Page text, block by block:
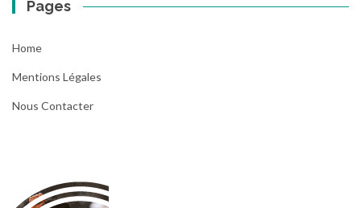
Pages
Home
Mentions Légales
Nous Contacter